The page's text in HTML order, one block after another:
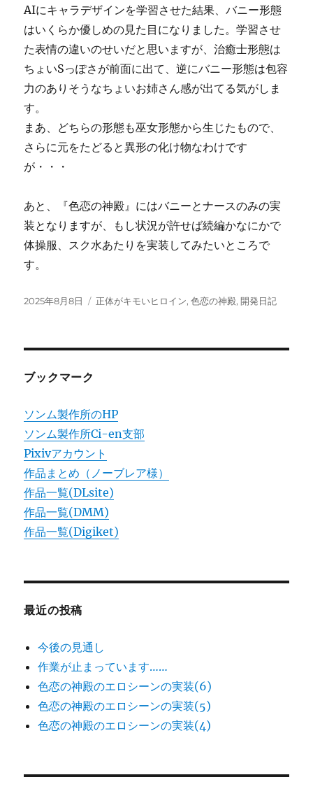
AIにキャラデザインを学習させた結果、バニー形態
はいくらか優しめの見た目になりました。学習させ
た表情の違いのせいだと思いますが、治癒士形態は
ちょいSっぽさが前面に出て、逆にバニー形態は包容
力のありそうなちょいお姉さん感が出てる気がしま
す。
まあ、どちらの形態も巫女形態から生じたもので、
さらに元をたどると異形の化け物なわけです
が・・・
あと、『色恋の神殿』にはバニーとナースのみの実
装となりますが、もし状況が許せば続編かなにかで
体操服、スク水あたりを実装してみたいところで
す。
投
2025年8月8日
カ
正体がキモいヒロイン,色恋の神殿,開発日記
ブックマーク
ソンム製作所のHP
ソンム製作所Ci-en支部
Pixivアカウント
作品まとめ（ノーブレア様）
作品一覧(DLsite)
作品一覧(DMM)
作品一覧(Digiket)
最近の投稿
今後の見通し
作業が止まっています……
色恋の神殿のエロシーンの実装(6)
色恋の神殿のエロシーンの実装(5)
色恋の神殿のエロシーンの実装(4)